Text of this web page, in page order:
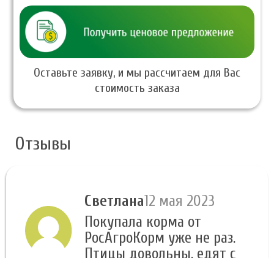
Оставьте заявку, и мы рассчитаем для Вас
стоимость заказа
Отзывы
Светлана12 мая 2023
Покупала корма от
РосАгроКорм уже не раз.
Птицы довольны, едят с